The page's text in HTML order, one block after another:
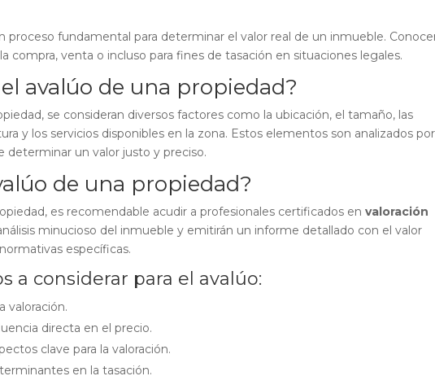
proceso fundamental para determinar el valor real de un inmueble.
compra, venta o incluso para fines de tasación en situaciones legales.
avalúo de una propiedad?
se consideran diversos factores como la ubicación, el tamaño, las
y los servicios disponibles en la zona. Estos elementos son analizados por
determinar un valor justo y preciso.
de una propiedad?
es recomendable acudir a profesionales certificados envaloración
minucioso del inmueble y emitirán un informe detallado con el valor
específicas.
a considerar para el avalúo:
valoración.
directa en el precio.
clave para la valoración.
en la tasación.